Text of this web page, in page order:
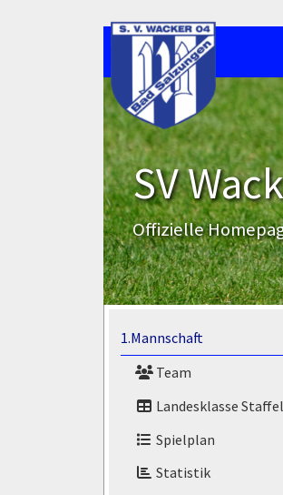
SV
Offizielle
1.Mannschaft
Team
Landesklasse
Spielplan
Statistik